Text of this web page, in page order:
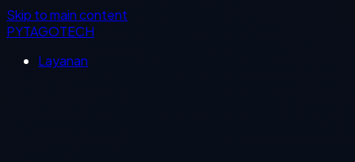
Skip to main content
PYTAGOTECH
Layanan